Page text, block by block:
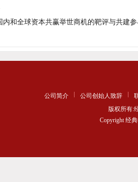
内和全球资本共赢举世商机的靶评与共建
公司简介 公司创始人致辞
版权所有:
Copyright 经